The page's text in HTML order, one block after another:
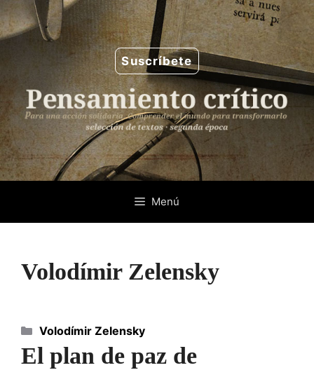
Saltar
al
contenido
Suscríbete
Menú
Volodímir Zelensky
El plan de paz de
Categorías
Volodímir Zelensky